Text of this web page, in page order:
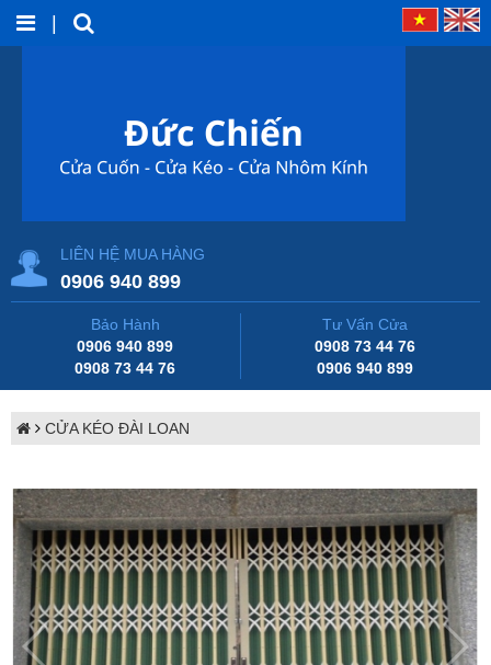
LIÊN HỆ MUA HÀNG
0906 940 899
Bảo Hành
0906 940 899
0908 73 44 76
Tư Vấn Cửa
0908 73 44 76
0906 940 899
CỬA KÉO ĐÀI LOAN